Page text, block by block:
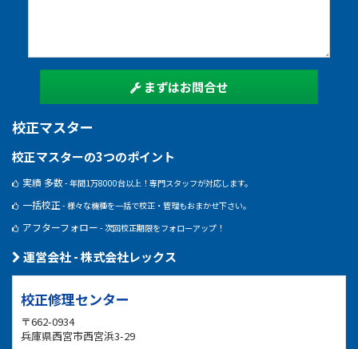
まずはお問合せ
校正マスター
校正マスターの3つのポイント
実績 多数- 年間1万8000台以上！専門スタッフが対応します。
一括校正 - 様々な機種を一括で校正・管理もおまかせ下さい。
アフターフォロー - 次回校正期限をフォローアップ！
運営会社 - 株式会社レックス
校正修理センター
〒662-0934
兵庫県西宮市西宮浜3-29